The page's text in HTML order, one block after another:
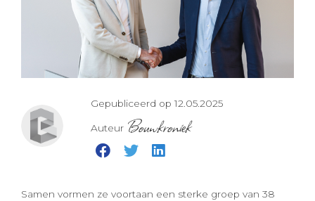
Gepubliceerd op 12.05.2025
Auteur Bouwkroniek
Samen vormen ze voortaan een sterke groep van 38